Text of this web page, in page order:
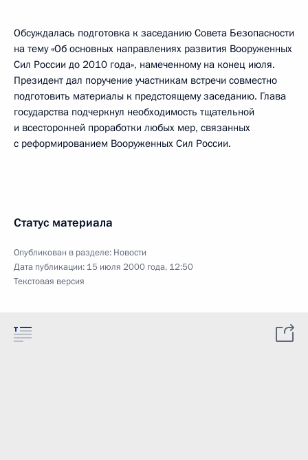
Обсуждалась подготовка к заседанию Совета Безопасности
на тему «Об основных направлениях развития Вооруженных
Сил России до 2010 года», намеченному на конец июля.
Президент дал поручение участникам встречи совместно
подготовить материалы к предстоящему заседанию. Глава
государства подчеркнул необходимость тщательной
и всесторонней проработки любых мер, связанных
с реформированием Вооруженных Сил России.
Статус материала
Опубликован в разделе: Новости
Дата публикации: 15 июля 2000 года, 12:50
Текстовая версия